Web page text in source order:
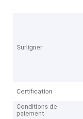
Surligner
Certification
Conditions de
paiement